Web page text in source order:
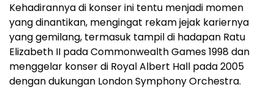
Kehadirannya di konser ini tentu menjadi momen
yang dinantikan, mengingat rekam jejak kariernya
yang gemilang, termasuk tampil di hadapan Ratu
Elizabeth II pada Commonwealth Games 1998 dan
menggelar konser di Royal Albert Hall pada 2005
dengan dukungan London Symphony Orchestra.